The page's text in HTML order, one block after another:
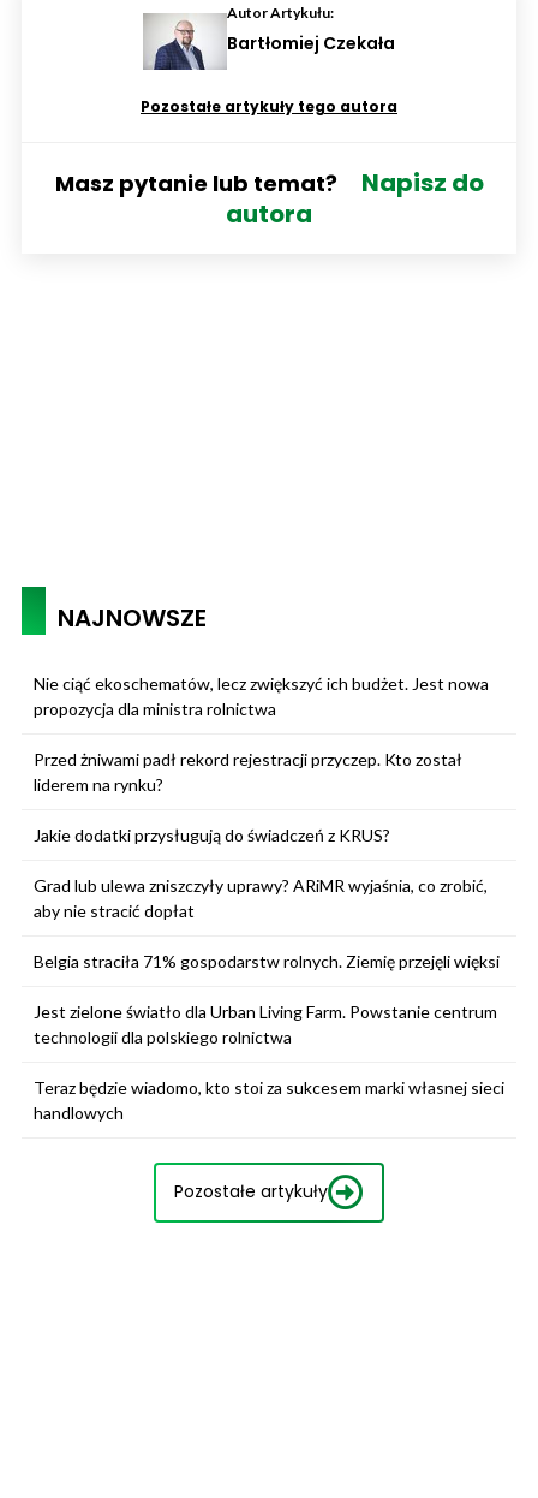
Autor Artykułu:
Bartłomiej Czekała
Pozostałe artykuły tego autora
Masz pytanie lub temat?
Napisz do
autora
NAJNOWSZE
Nie ciąć ekoschematów, lecz zwiększyć ich budżet. Jest nowa
propozycja dla ministra rolnictwa
Przed żniwami padł rekord rejestracji przyczep. Kto został
liderem na rynku?
Jakie dodatki przysługują do świadczeń z KRUS?
Grad lub ulewa zniszczyły uprawy? ARiMR wyjaśnia, co zrobić,
aby nie stracić dopłat
Belgia straciła 71% gospodarstw rolnych. Ziemię przejęli więksi
Jest zielone światło dla Urban Living Farm. Powstanie centrum
technologii dla polskiego rolnictwa
Teraz będzie wiadomo, kto stoi za sukcesem marki własnej sieci
handlowych
Pozostałe artykuły